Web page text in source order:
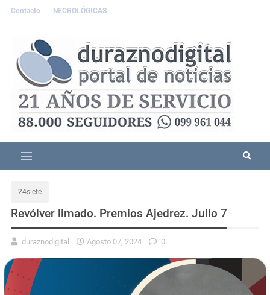
Contacto NECROLÓGICAS
24siete
Revólver limado. Premios Ajedrez. Julio 7
duraznodigital Agosto 07, 2024 0